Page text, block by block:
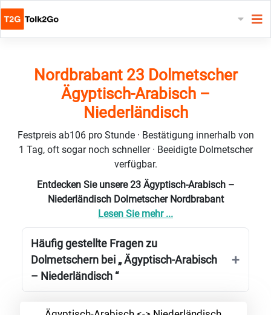
Nordbrabant 23 Dolmetscher
Ägyptisch-Arabisch –
Niederländisch
Festpreis ab106 pro Stunde · Bestätigung innerhalb von
1 Tag, oft sogar noch schneller · Beeidigte Dolmetscher
verfügbar.
Entdecken Sie unsere 23 Ägyptisch-Arabisch –
Niederländisch Dolmetscher Nordbrabant
Lesen Sie mehr ...
Häufig gestellte Fragen zu
Dolmetschern bei „ Ägyptisch-Arabisch
– Niederländisch “